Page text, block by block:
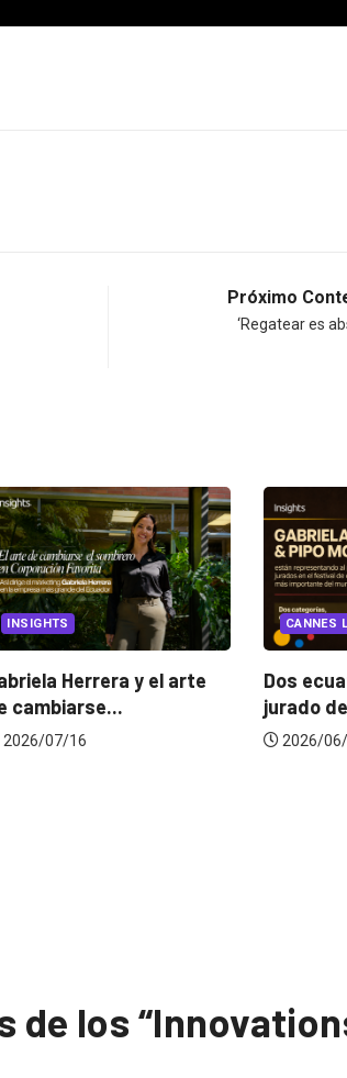
Próximo
‘Regatear es
CANNES LIONS 2026
Dos ecuatorianos en el
jurado de Cannes...
de los